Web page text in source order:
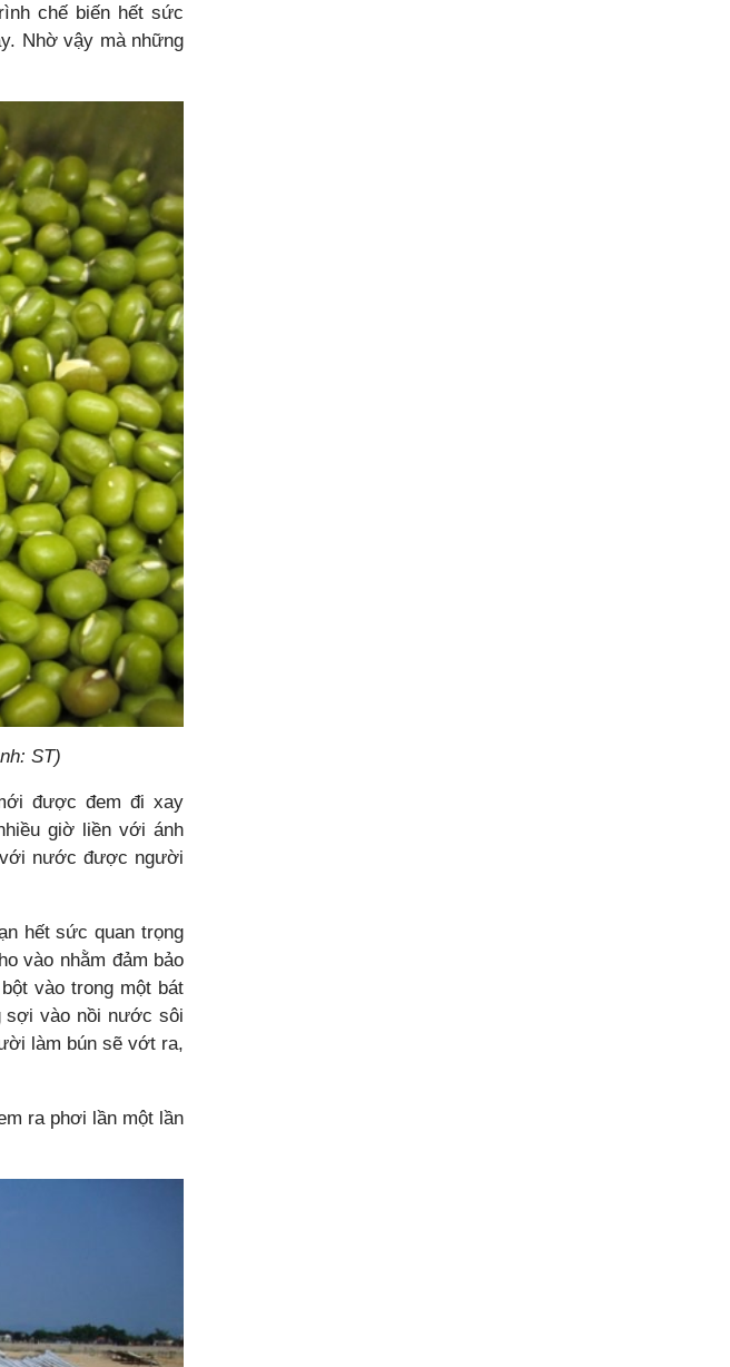
chế biến hết sức
Nhờ vậy mà những
ST)
được đem đi xay
giờ liền với ánh
với nước được người
hết sức quan trọng
vào nhằm đảm bảo
vào trong một bát
sợi vào nồi nước sôi
làm bún sẽ vớt ra,
ra phơi lần một lần